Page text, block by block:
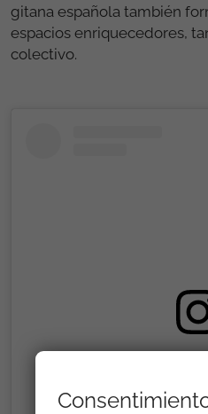
gitana española también
espacios enriquecedores,
colectivo.